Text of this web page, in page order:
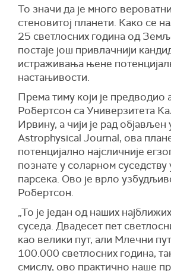
То значи да је много
стеновитој планети. Како се
25 светлосних година од
постаје још привлачнији
истраживања њене
настањивости.
Према тиму који је
Робертсон са Универзитета
Ирвину, а чији је рад
Astrophysical Journal, ова
потенцијално најсличније
познате у соларном суседству
парсека. Ово је врло
Робертсон.
„То је један од наших
суседа. Двадесет пет
као велики пут, али Млечни
100.000 светлосних година,
смислу, ово практично наше